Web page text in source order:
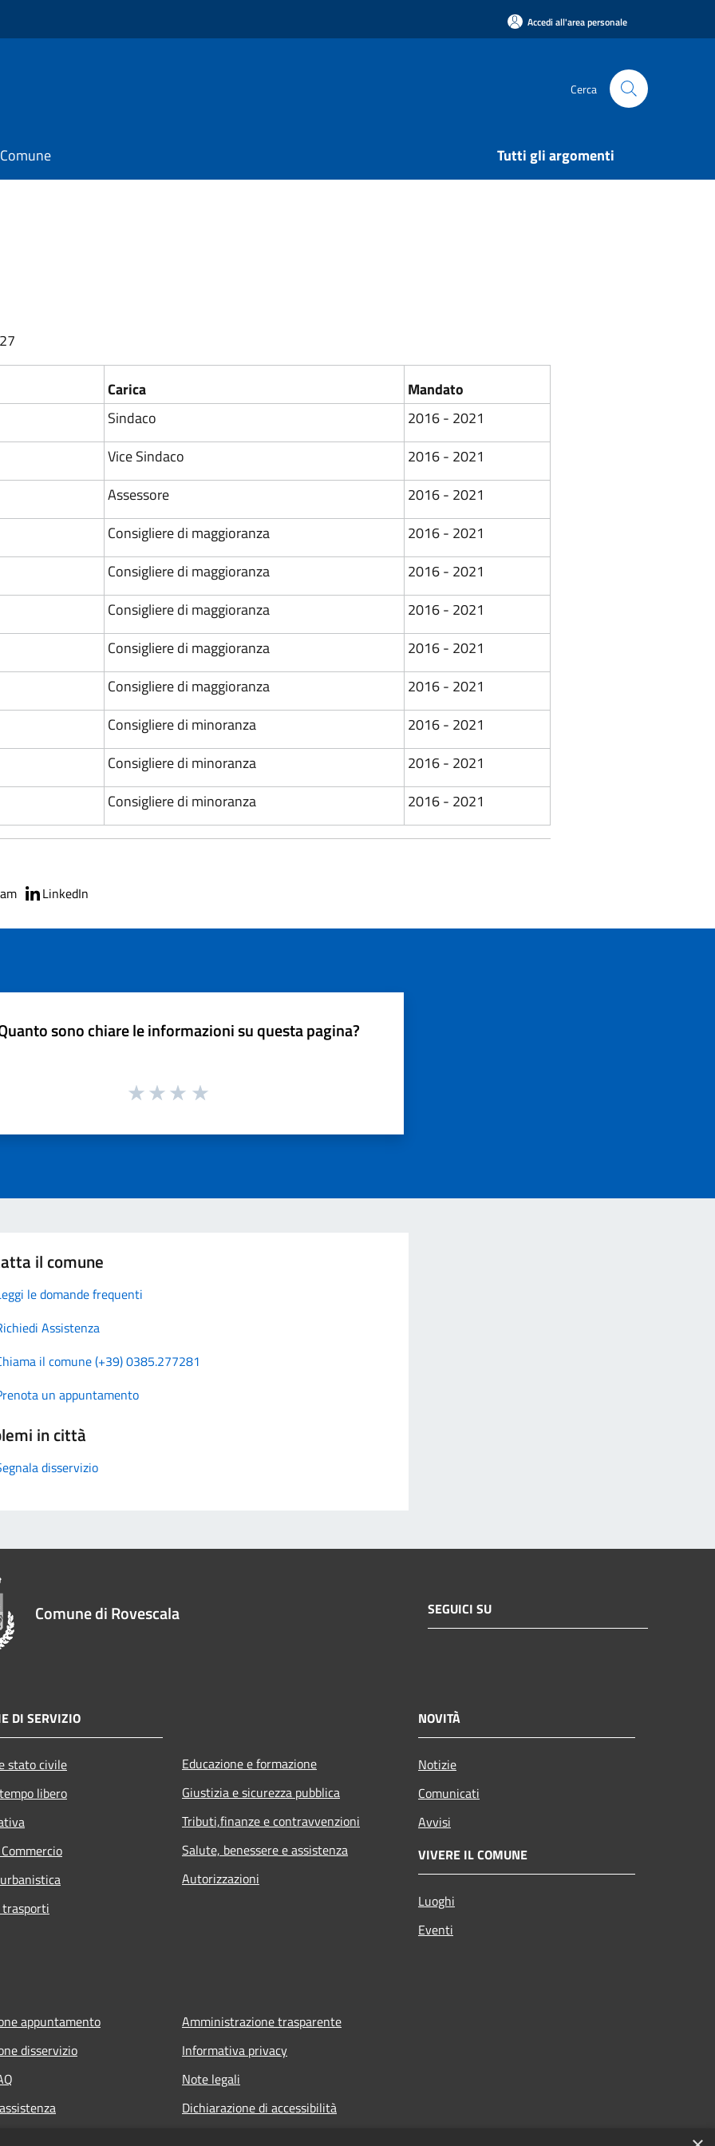
Accedi all'area personale
Cerca
Tutti gli argomenti
Carica
Mandato
Sindaco
2016 - 2021
Vice Sindaco
2016 - 2021
Assessore
2016 - 2021
Consigliere di maggioranza
2016 - 2021
Consigliere di maggioranza
2016 - 2021
Consigliere di maggioranza
2016 - 2021
Consigliere di maggioranza
2016 - 2021
Consigliere di maggioranza
2016 - 2021
Consigliere di minoranza
2016 - 2021
Consigliere di minoranza
2016 - 2021
Consigliere di minoranza
2016 - 2021
LinkedIn
sono chiare le informazioni su questa pagina?
il comune
le domande frequenti
Assistenza
il comune (+39) 0385.277281
un appuntamento
in città
disservizio
Comune di Rovescala SEGUICI SU
DI SERVIZIO
stato civile
libero
Educazione e formazione
Giustizia e sicurezza pubblica
Tributi,finanze e contravvenzioni
Salute, benessere e assistenza
Autorizzazioni
NOVITÀ
Notizie
Comunicati
Avvisi
VIVERE IL COMUNE
Luoghi
Eventi
appuntamento
disservizio
Amministrazione trasparente
Informativa privacy
Note legali
Dichiarazione di accessibilità